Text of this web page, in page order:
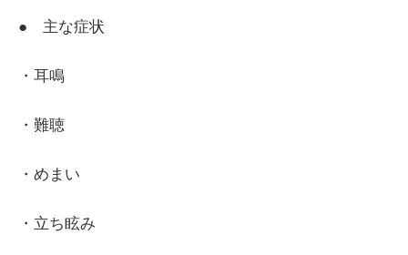
● 主な症状
・耳鳴
・難聴
・めまい
・立ち眩み